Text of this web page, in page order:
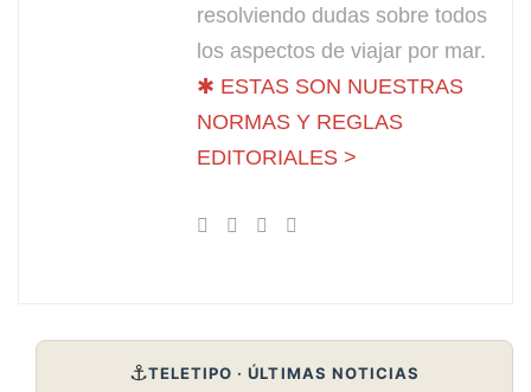
resolviendo dudas sobre todos
los aspectos de viajar por mar.
✱ ESTAS SON NUESTRAS
NORMAS Y REGLAS
EDITORIALES >
⚓TELETIPO · ÚLTIMAS NOTICIAS